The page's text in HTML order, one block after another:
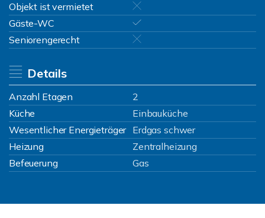
Objekt ist vermietet
Gäste-WC
Seniorengerecht
Details
Anzahl Etagen
2
Küche
Einbauküche
Wesentlicher Energieträger Erdgas schwer
Heizung
Zentralheizung
Befeuerung
Gas